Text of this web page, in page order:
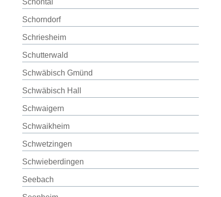
Schöntal
Schorndorf
Schriesheim
Schutterwald
Schwäbisch Gmünd
Schwäbisch Hall
Schwaigern
Schwaikheim
Schwetzingen
Schwieberdingen
Seebach